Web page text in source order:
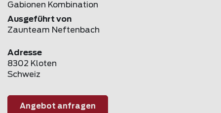
Gabionen Kombination
Ausgeführt von
Zaunteam Neftenbach
Adresse
8302 Kloten
Schweiz
Angebot anfragen